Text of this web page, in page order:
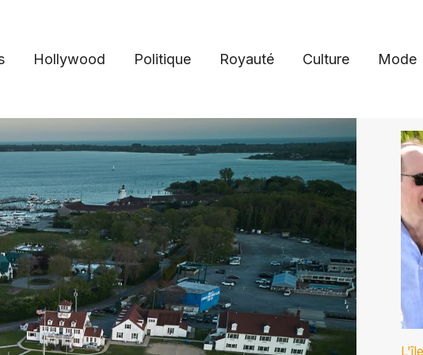
Hollywood Politique Royauté Culture Mode